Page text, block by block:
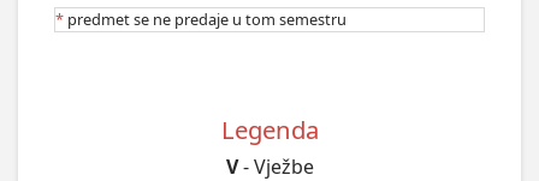
* predmet se ne predaje u tom semestru
Legenda
V- Vježbe